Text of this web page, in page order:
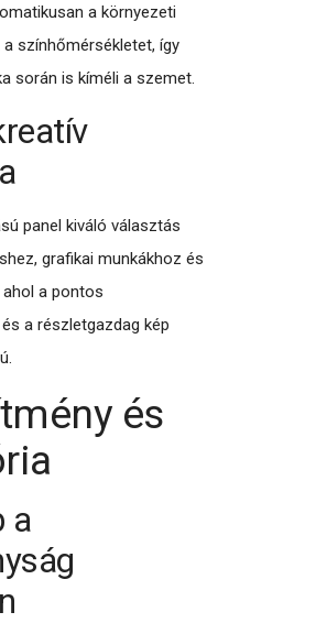
a környezeti
színhőmérsékletet, így
során is kíméli a szemet.
panel kiváló választás
grafikai munkákhoz és
a pontos
a részletgazdag kép
és
a